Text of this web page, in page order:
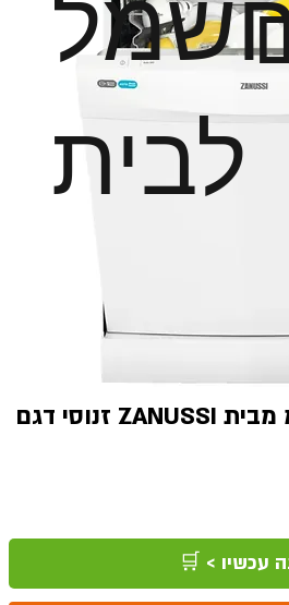
לבית
מדיח כלים 60 ס"מ מבית ZANUSSI זנוסי דגם
עכשיו > 🛒